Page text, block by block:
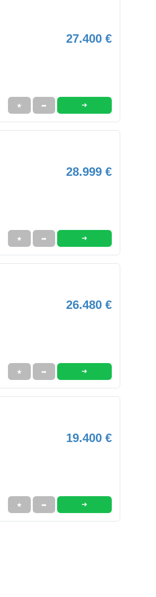
27.400 €
★ ➦ ➜
28.999 €
★ ➦ ➜
26.480 €
★ ➦ ➜
19.400 €
★ ➦ ➜